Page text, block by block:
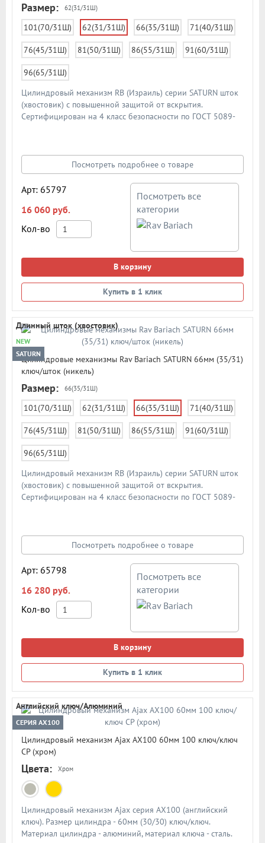
Размер: 62(31/31Ш)
101(70/31Ш) 62(31/31Ш) 66(35/31Ш) 71(40/31Ш)
76(45/31Ш) 81(50/31Ш) 86(55/31Ш) 91(60/31Ш)
96(65/31Ш)
Цилиндровый механизм RB (Израиль) серии SATURN шток
(хвостовик) с повышенной защитой от вскрытия.
Сертифицирован на 4 класс безопасности по ГОСТ 5089-
запатентованных интерактивных элемента. Каждый из 5
кодовых пинов имеет внутренний пин, создавая вторую
линию разделения. Внизу корпуса цилиндра установлена
закаленная стальная пластина для усиления защиты от
излома. Материал корпуса цилиндра - латунь. Материал
сердечник цилиндра - латунь. Закаленные стальные
кодовые штифты из нержавеющей стали. Кодовые штифты
ключей технологии LOCXIS состоят из 1 ряда и 5 двойных
телескопических элементов (пин-в-пине), цилиндрических
пружин. Комплектация: цилиндр, 7 реверсивных ключей (2
монтажных + 5 основных), поворотник (вертушка), 1
карточка владельца, 1 крепежный винт. Цвет: никель
Посмотреть подробнее о товаре
Арт: 65797
16 060 руб.
Кол-во
Посмотреть все
категории
В корзину
Купить в 1 клик
Длинный шток (хвостовик)
NEW
SATURN
Цилиндровые механизмы Rav Bariach SATURN 66мм (35/31)
ключ/шток (никель)
Размер: 66(35/31Ш)
101(70/31Ш) 62(31/31Ш) 66(35/31Ш) 71(40/31Ш)
76(45/31Ш) 81(50/31Ш) 86(55/31Ш) 91(60/31Ш)
96(65/31Ш)
Цилиндровый механизм RB (Израиль) серии SATURN шток
(хвостовик) с повышенной защитой от вскрытия.
Сертифицирован на 4 класс безопасности по ГОСТ 5089-
запатентованных интерактивных элемента. Каждый из 5
кодовых пинов имеет внутренний пин, создавая вторую
линию разделения. Внизу корпуса цилиндра установлена
закаленная стальная пластина для усиления защиты от
излома. Материал корпуса цилиндра - латунь. Материал
сердечник цилиндра - латунь. Закаленные стальные
кодовые штифты из нержавеющей стали. Кодовые штифты
ключей технологии LOCXIS состоят из 1 ряда и 5 двойных
телескопических элементов (пин-в-пине), цилиндрических
пружин. Комплектация: цилиндр, 7 реверсивных ключей (2
монтажных + 5 основных), поворотник (вертушка), 1
карточка владельца, 1 крепежный винт. Цвет: никель
Посмотреть подробнее о товаре
Арт: 65798
16 280 руб.
Кол-во
Посмотреть все
категории
В корзину
Купить в 1 клик
Английский ключ/Алюминий
СЕРИЯ AX100
Цилиндровый механизм Ajax AX100 60мм 100 ключ/ключ
CP (хром)
Цвета: Хром
Цилиндровый механизм Ajax серия AX100 (английский
ключ). Размер цилиндра - 60мм (30/30) ключ/ключ.
Материал цилиндра - алюминий, материал ключа - сталь.